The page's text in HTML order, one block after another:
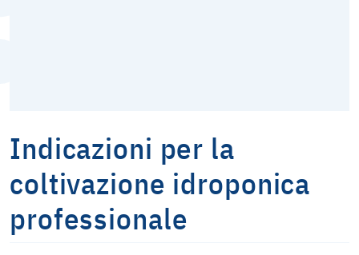
Indicazioni per la
coltivazione idroponica
professionale